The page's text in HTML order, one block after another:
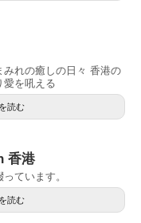
みれの癒しの日々 香港の
愛を吼える
読む
香港
ています。
読む